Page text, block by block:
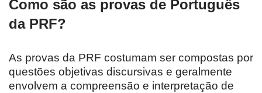
Como são as provas de Português
da PRF?
As provas da PRF costumam ser compostas por
questões objetivas discursivas e geralmente
envolvem a compreensão e interpretação de